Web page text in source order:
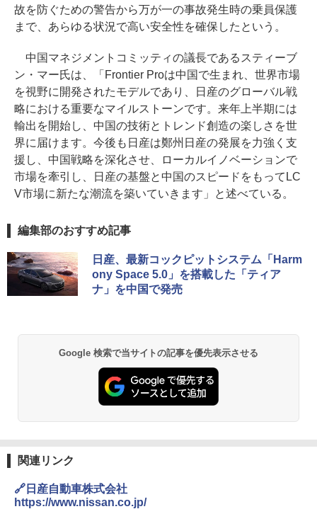
故を防ぐための警告から万が一の事故発生時の乗員保護
まで、あらゆる状況で高い安全性を確保したという。
中国マネジメントコミッティの議長であるスティーブ
ン・マー氏は、「Frontier Proは中国で生まれ、世界市場
を視野に開発されたモデルであり、日産のグローバル戦
略における重要なマイルストーンです。来年上半期には
輸出を開始し、中国の技術とトレンド創造の楽しさを世
界に届けます。今後も日産は鄭州日産の発展を力強く支
援し、中国戦略を深化させ、ローカルイノベーションで
市場を牽引し、日産の基盤と中国のスピードをもってLC
V市場に新たな潮流を築いていきます」と述べている。
編集部のおすすめ記事
日産、最新コックピットシステム「Harm
ony Space 5.0」を搭載した「ティア
ナ」を中国で発売
Google 検索で当サイトの記事を優先表示させる
関連リンク
🔗日産自動車株式会社
https://www.nissan.co.jp/